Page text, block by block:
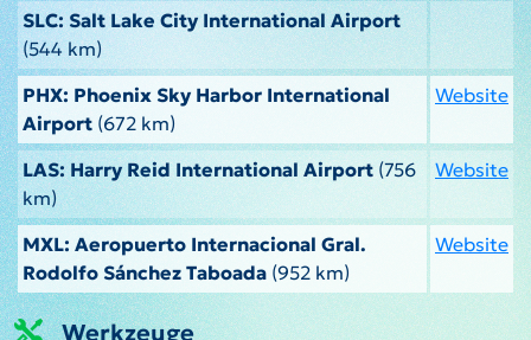
SLC: Salt Lake City International Airport
(544 km)
PHX: Phoenix Sky Harbor International
Airport (672 km)
Website
LAS: Harry Reid International Airport (756
km)
Website
MXL: Aeropuerto Internacional Gral.
Rodolfo Sánchez Taboada (952 km)
Website
Werkzeuge